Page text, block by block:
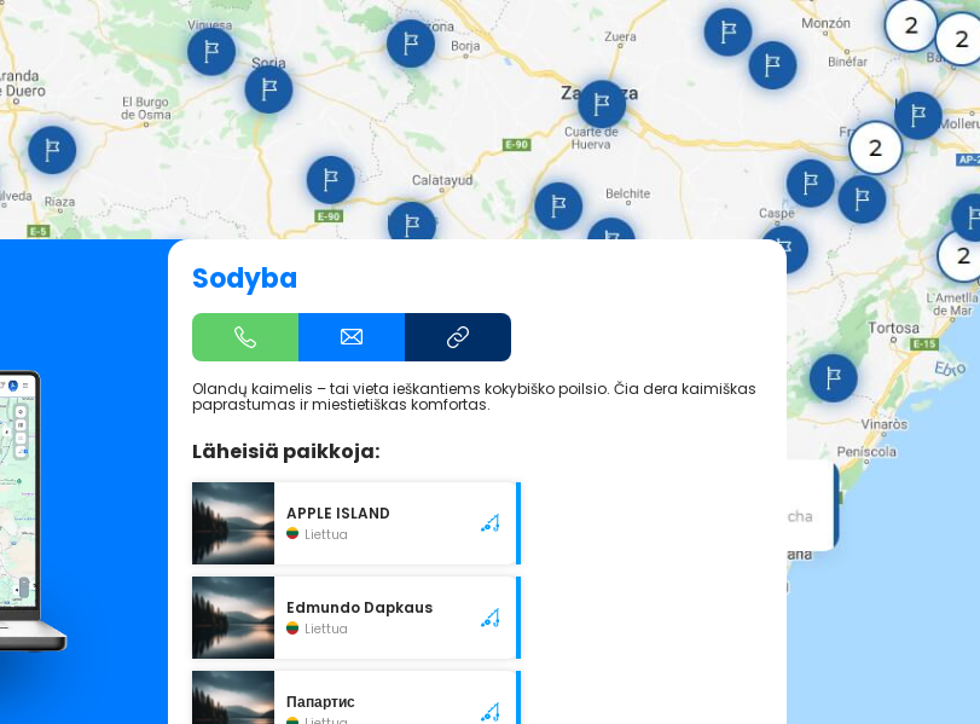
Sodyba
Olandų kaimelis – tai vieta ieškantiems kokybiško poilsio. Čia dera kaimiškas
paprastumas ir miestietiškas komfortas.
Läheisiä paikkoja:
APPLE ISLAND
Liettua
Edmundo Dapkaus
Liettua
Папартис